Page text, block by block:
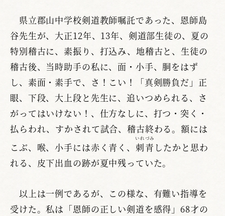
県立郡山中学校剣道教師嘱託であった、恩師島
谷先生が、大正12年、13年、剣道部生徒の、夏の
特別稽古に、素振り、打込み、地稽古と、生徒の
稽古後、当時助手の私に、面・小手、胴をはず
し、素面・素手で、さ！こい！「真剣勝負だ」正
眼、下段、大上段と先生に、追いつめられる、さ
がってはいけない！、仕方なしに、打つ・突く・
払らわれ、すかされて試合、稽古終わる。額には
こぶ、喉、小手には赤く青く、 刺青
いれづみ
したかと思わ
れる、皮下出血の跡が夏中残っていた。
以上は一例であるが、この様な、有難い指導を
受けた。私は「恩師の正しい剣道を感得」68才の